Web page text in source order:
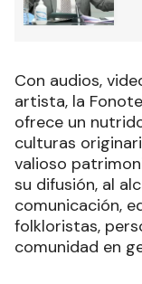
Con audios,
artista, la
ofrece un
culturas
valioso
su difusión, al
comunicación,
folkloristas,
comunidad en